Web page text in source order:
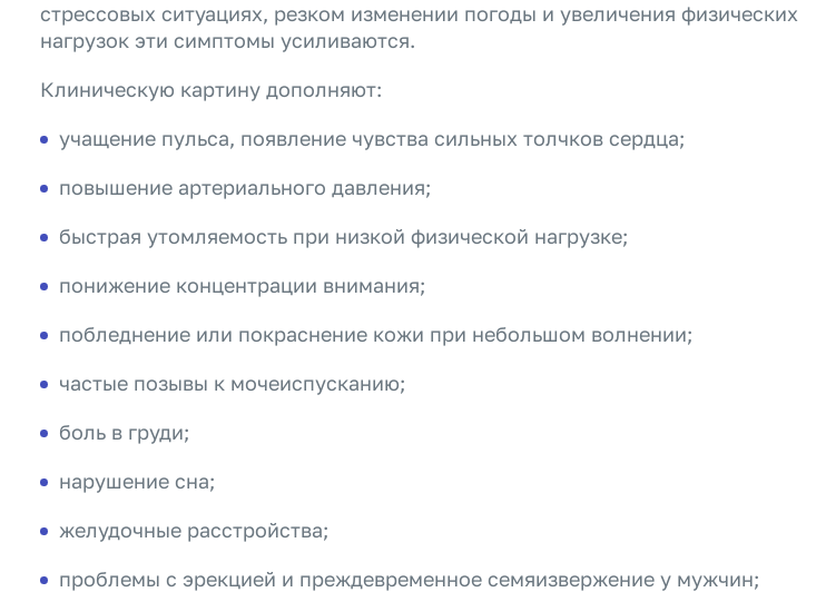
стрессовых ситуациях, резком изменении погоды и увеличения физических
нагрузок эти симптомы усиливаются.
Клиническую картину дополняют:
учащение пульса, появление чувства сильных толчков сердца;
повышение артериального давления;
быстрая утомляемость при низкой физической нагрузке;
понижение концентрации внимания;
побледнение или покраснение кожи при небольшом волнении;
частые позывы к мочеиспусканию;
боль в груди;
нарушение сна;
желудочные расстройства;
проблемы с эрекцией и преждевременное семяизвержение у мужчин;